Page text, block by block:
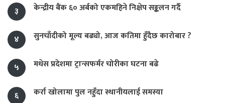
३
केन्द्रीय बैंक ६० अर्बको एकमहिने निक्षेप सङ्कलन गर्दै
४ सुनचाँदीको मूल्य बढ्यो, आज कतिमा हुँदैछ कारोबार ?
५ मधेस प्रदेशमा ट्रान्सफर्मर चोरीका घटना बढे
६ कर्रा खोलामा पुल नहुँदा स्थानीयलाई समस्या